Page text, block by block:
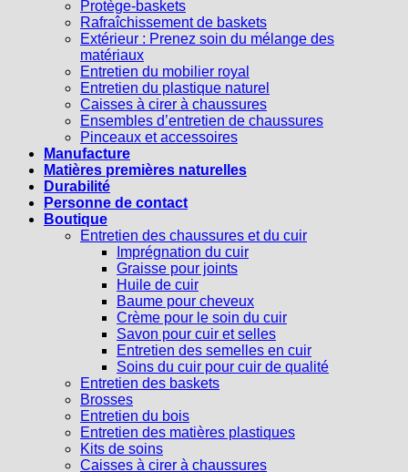
Protège-baskets
Rafraîchissement de baskets
Extérieur : Prenez soin du mélange des
matériaux
Entretien du mobilier royal
Entretien du plastique naturel
Caisses à cirer à chaussures
Ensembles d’entretien de chaussures
Pinceaux et accessoires
Manufacture
Matières premières naturelles
Durabilité
Personne de contact
Boutique
Entretien des chaussures et du cuir
Imprégnation du cuir
Graisse pour joints
Huile de cuir
Baume pour cheveux
Crème pour le soin du cuir
Savon pour cuir et selles
Entretien des semelles en cuir
Soins du cuir pour cuir de qualité
Entretien des baskets
Brosses
Entretien du bois
Entretien des matières plastiques
Kits de soins
Caisses à cirer à chaussures